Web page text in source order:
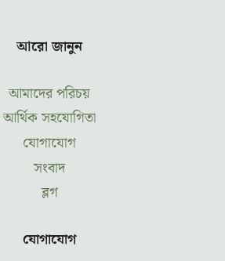
আরো জানুন
আমাদের পরিচয়
আর্থিক সহযোগিতা
যোগাযোগ
সংবাদ
ব্লগ
যোগাযোগ